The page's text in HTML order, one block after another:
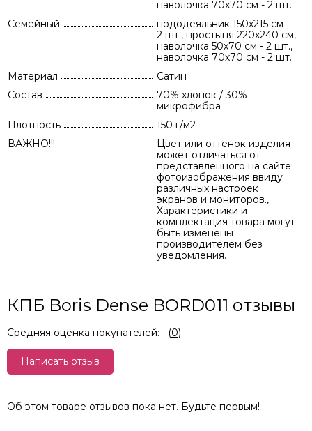
наволочка 70х70 см - 2 шт.
Семейный
пододеяльник 150х215 см -
2 шт., простыня 220х240 см,
наволочка 50х70 см - 2 шт.,
наволочка 70х70 см - 2 шт.
Материал
Сатин
Состав
70% хлопок / 30%
микрофибра
Плотность
150 г/м2
ВАЖНО!!!
Цвет или оттенок изделия
может отличаться от
представленного на сайте
фотоизображения ввиду
различных настроек
экранов и мониторов.,
Характеристики и
комплектация товара могут
быть изменены
производителем без
уведомления.
КПБ Boris Dense BORD011 отзывы
Средняя оценка покупателей: (0)
Написать отзыв
Об этом товаре отзывов пока нет. Будьте первым!